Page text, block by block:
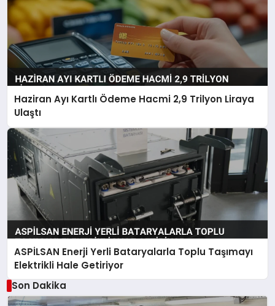
Haziran Ayı Kartlı Ödeme Hacmi 2,9 Trilyon Liraya
Ulaştı
ASPİLSAN Enerji Yerli Bataryalarla Toplu Taşımayı
Elektrikli Hale Getiriyor
Son Dakika